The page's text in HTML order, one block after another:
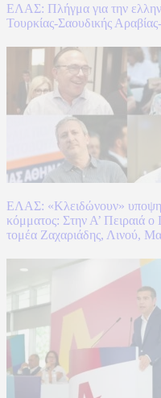
ΕΛΑΣ: Πλήγμα για την
Τουρκίας-Σαουδικής
ΕΛΑΣ: «Κλειδώνουν»
κόμματος: Στην Α’ Πειραιά
τομέα Ζαχαριάδης, Λινού,